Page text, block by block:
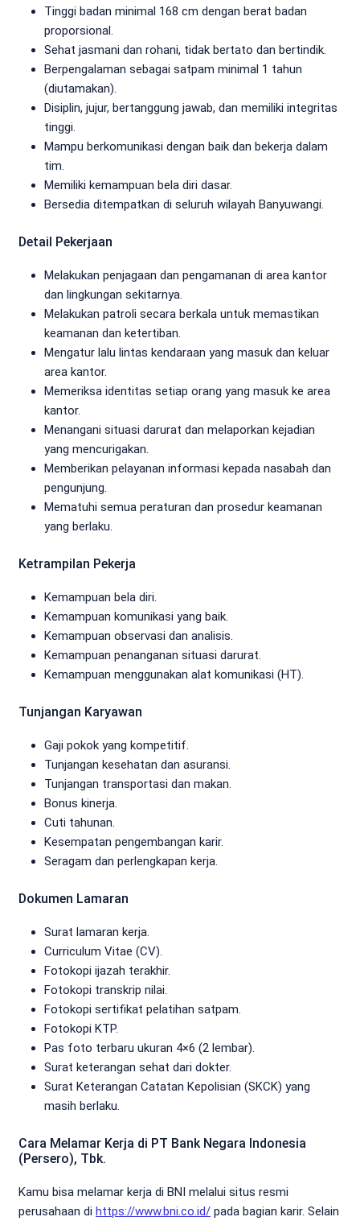
Tinggi badan minimal 168 cm dengan berat badan
proporsional.
Sehat jasmani dan rohani, tidak bertato dan bertindik.
Berpengalaman sebagai satpam minimal 1 tahun
(diutamakan).
Disiplin, jujur, bertanggung jawab, dan memiliki integritas
tinggi.
Mampu berkomunikasi dengan baik dan bekerja dalam
tim.
Memiliki kemampuan bela diri dasar.
Bersedia ditempatkan di seluruh wilayah Banyuwangi.
Detail Pekerjaan
Melakukan penjagaan dan pengamanan di area kantor
dan lingkungan sekitarnya.
Melakukan patroli secara berkala untuk memastikan
keamanan dan ketertiban.
Mengatur lalu lintas kendaraan yang masuk dan keluar
area kantor.
Memeriksa identitas setiap orang yang masuk ke area
kantor.
Menangani situasi darurat dan melaporkan kejadian
yang mencurigakan.
Memberikan pelayanan informasi kepada nasabah dan
pengunjung.
Mematuhi semua peraturan dan prosedur keamanan
yang berlaku.
Ketrampilan Pekerja
Kemampuan bela diri.
Kemampuan komunikasi yang baik.
Kemampuan observasi dan analisis.
Kemampuan penanganan situasi darurat.
Kemampuan menggunakan alat komunikasi (HT).
Tunjangan Karyawan
Gaji pokok yang kompetitif.
Tunjangan kesehatan dan asuransi.
Tunjangan transportasi dan makan.
Bonus kinerja.
Cuti tahunan.
Kesempatan pengembangan karir.
Seragam dan perlengkapan kerja.
Dokumen Lamaran
Surat lamaran kerja.
Curriculum Vitae (CV).
Fotokopi ijazah terakhir.
Fotokopi transkrip nilai.
Fotokopi sertifikat pelatihan satpam.
Fotokopi KTP.
Pas foto terbaru ukuran 4×6 (2 lembar).
Surat keterangan sehat dari dokter.
Surat Keterangan Catatan Kepolisian (SKCK) yang
masih berlaku.
Cara Melamar Kerja di PT Bank Negara Indonesia
(Persero), Tbk.
Kamu bisa melamar kerja di BNI melalui situs resmi
perusahaan di https://www.bni.co.id/ pada bagian karir. Selain